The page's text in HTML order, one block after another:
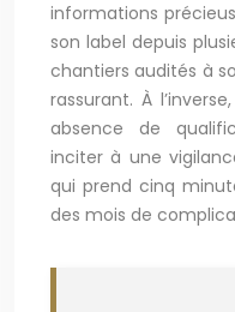
informations
son label depuis
chantiers audités à
rassurant. À
absence de
inciter à une
qui prend cinq
des mois de